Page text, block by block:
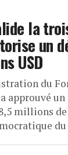
la
un
USD
du
approuvé un
millions
du